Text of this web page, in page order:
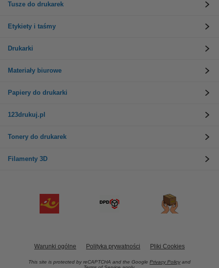
Tusze do drukarek
Etykiety i taśmy
Drukarki
Materiały biurowe
Papiery do drukarki
123drukuj.pl
Tonery do drukarek
Filamenty 3D
Warunki ogólne Polityka prywatności Pliki Cookies
This site is protected by reCAPTCHA and the Google Privacy Policy and